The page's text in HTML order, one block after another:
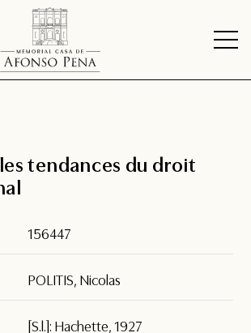
tendances du droit
156447
POLITIS, Nicolas
[S.l.]: Hachette, 1927